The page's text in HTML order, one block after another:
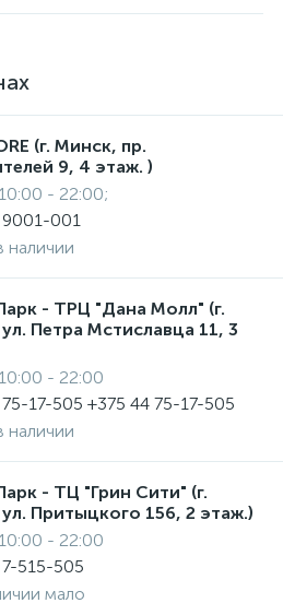
(г. Минск, пр.
9, 4 этаж. )
- 22:00;
9001-001
наличии
- ТРЦ "Дана Молл" (г.
Петра Мстиславца 11, 3
- 22:00
17-505 +375 44 75-17-505
наличии
- ТЦ "Грин Сити" (г.
Притыцкого 156, 2 этаж.)
- 22:00
515-505
мало